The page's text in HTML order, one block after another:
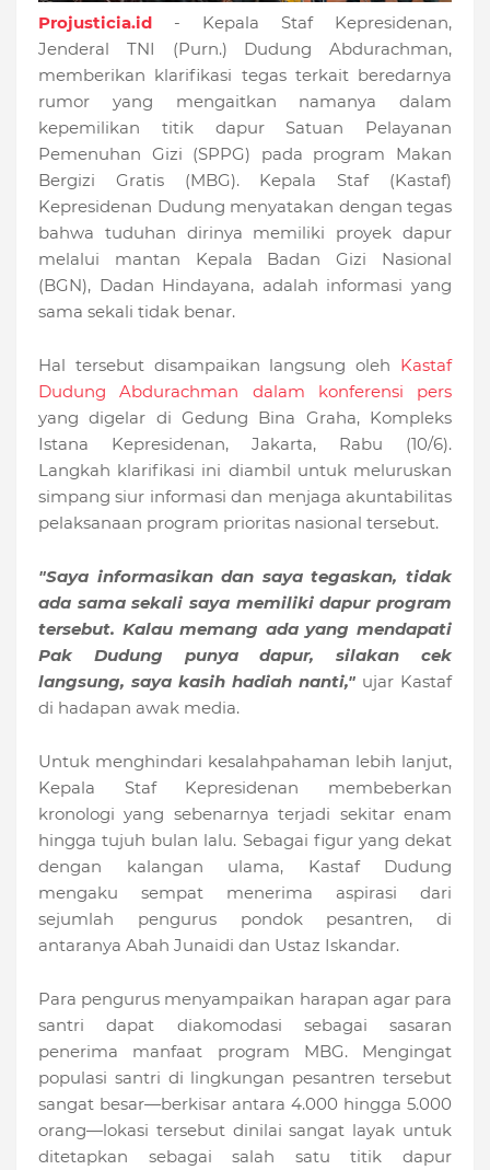
Projusticia.id - Kepala Staf Kepresidenan,
Jenderal TNI (Purn.) Dudung Abdurachman,
memberikan klarifikasi tegas terkait beredarnya
rumor yang mengaitkan namanya dalam
kepemilikan titik dapur Satuan Pelayanan
Pemenuhan Gizi (SPPG) pada program Makan
Bergizi Gratis (MBG). Kepala Staf (Kastaf)
Kepresidenan Dudung menyatakan dengan tegas
bahwa tuduhan dirinya memiliki proyek dapur
melalui mantan Kepala Badan Gizi Nasional
(BGN), Dadan Hindayana, adalah informasi yang
sama sekali tidak benar.
Hal tersebut disampaikan langsung oleh Kastaf
Dudung Abdurachman dalam konferensi pers
yang digelar di Gedung Bina Graha, Kompleks
Istana Kepresidenan, Jakarta, Rabu (10/6).
Langkah klarifikasi ini diambil untuk meluruskan
simpang siur informasi dan menjaga akuntabilitas
pelaksanaan program prioritas nasional tersebut.
"Saya informasikan dan saya tegaskan, tidak
ada sama sekali saya memiliki dapur program
tersebut. Kalau memang ada yang mendapati
Pak Dudung punya dapur, silakan cek
langsung, saya kasih hadiah nanti," ujar Kastaf
di hadapan awak media.
Untuk menghindari kesalahpahaman lebih lanjut,
Kepala Staf Kepresidenan membeberkan
kronologi yang sebenarnya terjadi sekitar enam
hingga tujuh bulan lalu. Sebagai figur yang dekat
dengan kalangan ulama, Kastaf Dudung
mengaku sempat menerima aspirasi dari
sejumlah pengurus pondok pesantren, di
antaranya Abah Junaidi dan Ustaz Iskandar.
Para pengurus menyampaikan harapan agar para
santri dapat diakomodasi sebagai sasaran
penerima manfaat program MBG. Mengingat
populasi santri di lingkungan pesantren tersebut
sangat besar—berkisar antara 4.000 hingga 5.000
orang—lokasi tersebut dinilai sangat layak untuk
ditetapkan sebagai salah satu titik dapur